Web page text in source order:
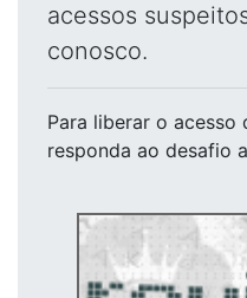
acessos
conosco.
Para liberar o acesso
responda ao desafio